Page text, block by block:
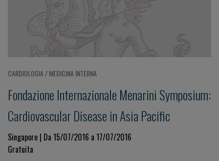
CARDIOLOGIA / MEDICINA INTERNA
Fondazione Internazionale Menarini Symposium:
Cardiovascular Disease in Asia Pacific
Singapore | Da 15/07/2016 a 17/07/2016
Gratuita